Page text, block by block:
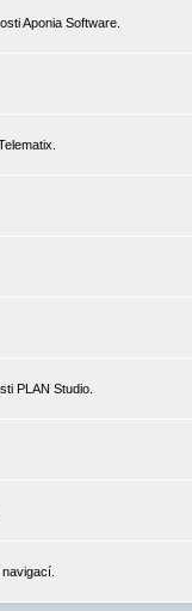
Aponia Software.
PLAN Studio.